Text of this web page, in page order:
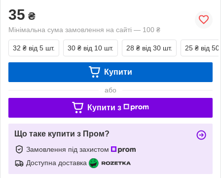
35 ₴
Мінімальна сума замовлення на сайті — 100 ₴
32 ₴ від 5 шт. 30 ₴ від 10 шт. 28 ₴ від 30 шт. 25 ₴ від
Купити
або
Купити з
Що таке купити з Пром?
Замовлення під захистом
Доступна доставка